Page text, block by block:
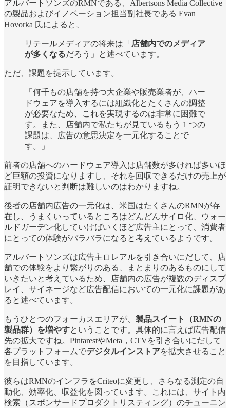
アルバートソンズのRMNである、Albertsons Media Collective
の製品およびイノベーション担当副社長である Evan
Hovorka 氏によると、
リテールメディアの将来は「 店舗内でのメディア
が多くなるだろう」と述べています。
ただ、課題を提示しています。
「何千もの店舗を持つ大企業や販売業者が、ハー
ドウェアを導入するには組織化とたくさんの調整
が必要なため、これを実現するのは非常に困難で
す。また、店舗内で私たちが見ているもう 1 つの
課題は、広告の意思決定を一元化することで
す。」
前者の店舗へのハードウェア導入は店舗数が多ければ多いほ
ど巨額の投資になりますし、それを回収できるだけの売上が
証明できないと判断は難しいのはわかりますね。
後者の店舗内広告の一元化は、米国はたくさんのRMNが存
在し、うまくいっているところはどんどんサイロ化、ウォー
ルドガーデン化していけばいくほど広告主にとって、消費者
にとっての体験がバラバラになると考えているようです。
アルバートソンズは広告主ロレアルを引き合いにだして、店
舗での体験をより繋がりのある、まとまりのあるものにして
いきたいと考えているため、店舗内の広告が複数のディスプ
レイ、サイネージなど広告配信においての一元化に課題があ
ると述べています。
もうひとつのフォーカスエリアが、 製品スイート（RMNの
製品群）を増やすということです。具体的に言えば広告配信
先の拡大ですね。PintarestやMeta，CTVを引き合いにだして
各プラットフォームでデジタルインストアを拡大させること
を目指しています。
彼らはRMNのインフラをCriteoに変更し、さらなる測定の自
動化、効率化、収益化を図っています。これには、サイト内
検索（スポンサードプロダクトリスティング）のチューニン